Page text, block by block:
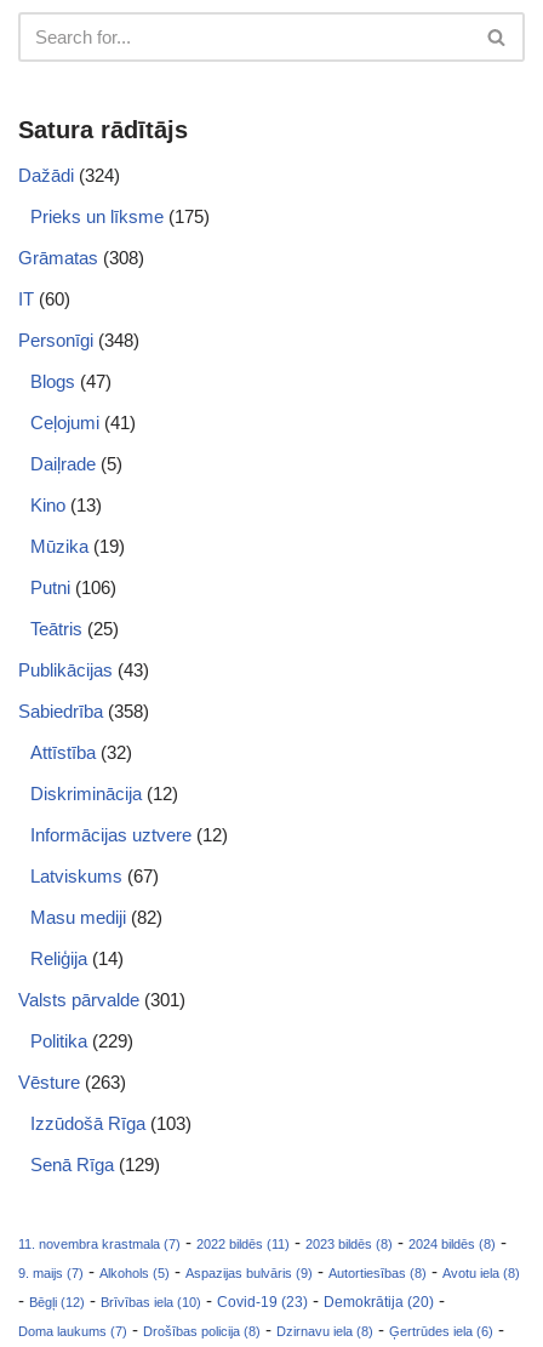
Satura rādītājs
Dažādi (324)
Prieks un līksme (175)
Grāmatas (308)
IT (60)
Personīgi (348)
Blogs (47)
Ceļojumi (41)
Daiļrade (5)
Kino (13)
Mūzika (19)
Putni (106)
Teātris (25)
Publikācijas (43)
Sabiedrība (358)
Attīstība (32)
Diskriminācija (12)
Informācijas uztvere (12)
Latviskums (67)
Masu mediji (82)
Reliģija (14)
Valsts pārvalde (301)
Politika (229)
Vēsture (263)
Izzūdošā Rīga (103)
Senā Rīga (129)
11. novembra krastmala (7) - 2022 bildēs (11) - 2023 bildēs (8) - 2024 bildēs (8) -
9. maijs (7) - Alkohols (5) - Aspazijas bulvāris (9) - Autortiesības (8) - Avotu iela (8)
- Bēgļi (12) - Brīvības iela (10) - Covid-19 (23) - Demokrātija (20) -
Doma laukums (7) - Drošības policija (8) - Dzirnavu iela (8) - Ģertrūdes iela (6) -